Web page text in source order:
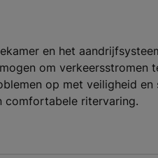
en het
om verkeersstromen
op met veiligheid en
comfortabele ritervaring.